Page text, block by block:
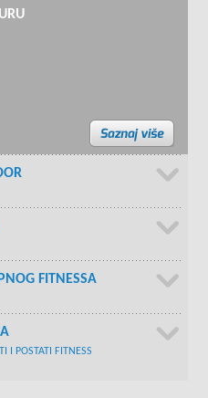
FITNESSA
I POSTATI FITNESS